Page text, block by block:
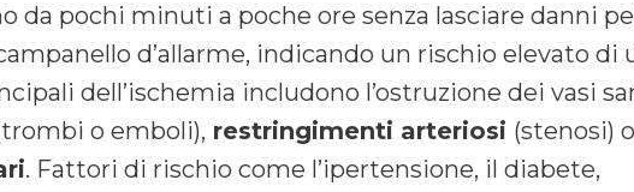
da pochi minuti a poche ore senza lasciare danni
d’allarme, indicando un rischio elevato di
dell’ischemia includono l’ostruzione dei vasi
o emboli), restringimenti arteriosi (stenosi)
. Fattori di rischio come l’ipertensione, il diabete,